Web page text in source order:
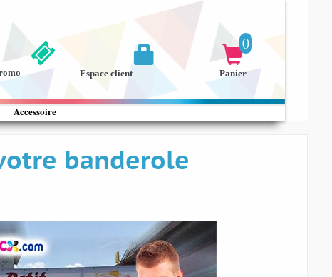
0

Panier

Espace client
Accessoire
banderole